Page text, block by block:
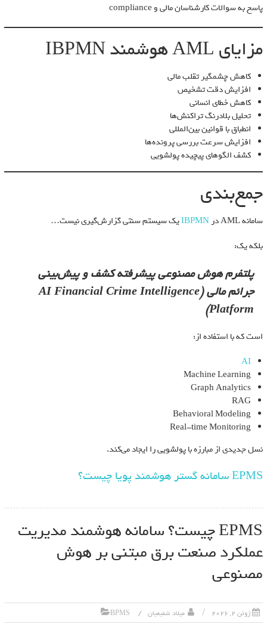
پاسخ به سوالات کارشناسان مالی و compliance
مزایای AML هوشمند IBPMN
کاهش چشمگیر تقلب مالی
افزایش دقت تشخیص
کاهش خطای انسانی
تحلیل بلادرنگ تراکنش‌ها
انطباق با قوانین بین‌المللی
افزایش سرعت بررسی پرونده‌ها
کشف الگوهای پیچیده پولشویی
جمع‌بندی
سامانه AML در IBPMNیک سیستم سنتی گزارش‌گیری نیست…
بلکه یک:
پلتفرم هوش مصنوعی پیشرفته کشف و پیش‌بینی
جرائم مالی (AI Financial Crime Intelligence
Platform)
است که با استفاده از:
AI
Machine Learning
Graph Analytics
RAG
Behavioral Modeling
Real-time Monitoring
نسل جدیدی از مبارزه با پولشویی را ایجاد می‌کند.
EPMS سامانه گستر هوشمند پویا چیست؟
EPMS چیست؟ سامانه هوشمند مدیریت
عملکرد صنعت برق مبتنی بر هوش
مصنوعی
ژوئن 2, 2026 میلاد شفیعیان BPMS